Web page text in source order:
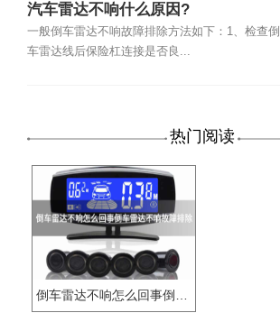
汽车雷达不响什么原因?
一般倒车雷达不响故障排除方法如下：1、检查倒
车雷达线后保险杠连接是否良...
热门阅读